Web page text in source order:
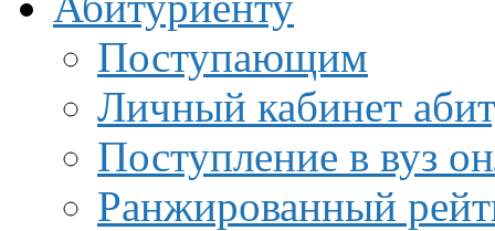
Поступающим
Личный кабинет
Поступление в вуз
Ранжированный